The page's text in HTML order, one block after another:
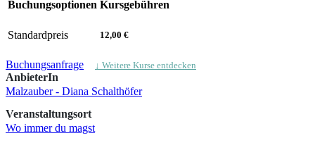
Buchungsoptionen Kursgebühren
Standardpreis 12,00 €
Buchungsanfrage ↓ Weitere Kurse entdecken
AnbieterIn
Malzauber - Diana Schalthöfer
Veranstaltungsort
Wo immer du magst